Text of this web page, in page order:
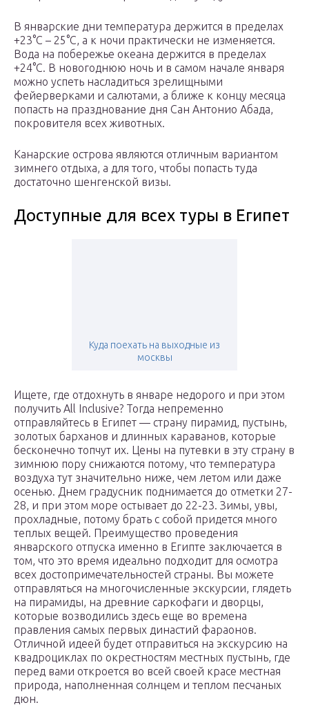
В январские дни температура держится в пределах
+23°C – 25°C, а к ночи практически не изменяется.
Вода на побережье океана держится в пределах
+24°C. В новогоднюю ночь и в самом начале января
можно успеть насладиться зрелищными
фейерверками и салютами, а ближе к концу месяца
попасть на празднование дня Сан Антонио Абада,
покровителя всех животных.
Канарские острова являются отличным вариантом
зимнего отдыха, а для того, чтобы попасть туда
достаточно шенгенской визы.
Доступные для всех туры в Египет
Куда поехать на выходные из
москвы
Ищете, где отдохнуть в январе недорого и при этом
получить All Inclusive? Тогда непременно
отправляйтесь в Египет — страну пирамид, пустынь,
золотых барханов и длинных караванов, которые
бесконечно топчут их. Цены на путевки в эту страну в
зимнюю пору снижаются потому, что температура
воздуха тут значительно ниже, чем летом или даже
осенью. Днем градусник поднимается до отметки 27-
28, и при этом море остывает до 22-23. Зимы, увы,
прохладные, потому брать с собой придется много
теплых вещей. Преимущество проведения
январского отпуска именно в Египте заключается в
том, что это время идеально подходит для осмотра
всех достопримечательностей страны. Вы можете
отправляться на многочисленные экскурсии, глядеть
на пирамиды, на древние саркофаги и дворцы,
которые возводились здесь еще во времена
правления самых первых династий фараонов.
Отличной идеей будет отправиться на экскурсию на
квадроциклах по окрестностям местных пустынь, где
перед вами откроется во всей своей красе местная
природа, наполненная солнцем и теплом песчаных
дюн.